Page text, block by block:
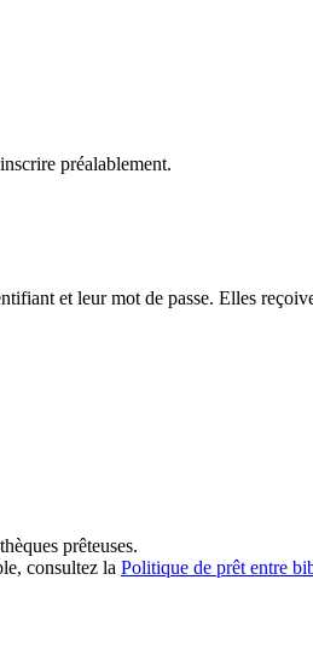
préalablement.
et leur mot de passe. Elles
prêteuses.
consultez la Politique de prêt entre